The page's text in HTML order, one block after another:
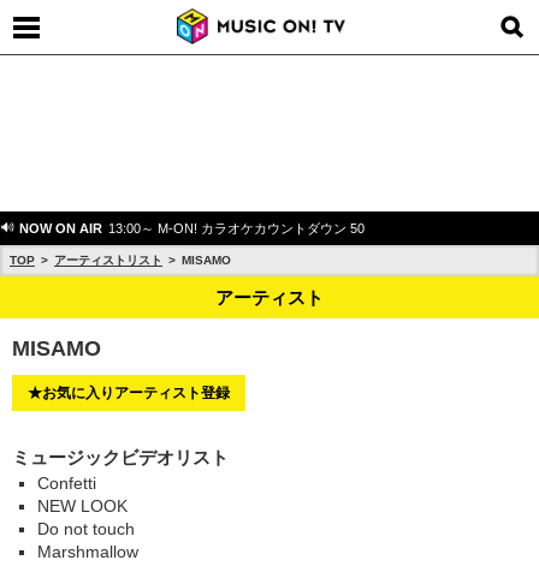
NOW ON AIR 13:00～ M-ON! カラオケカウントダウン 50
TOP アーティストリスト MISAMO
アーティスト
MISAMO
★お気に入りアーティスト登録
ミュージックビデオリスト
Confetti
NEW LOOK
Do not touch
Marshmallow